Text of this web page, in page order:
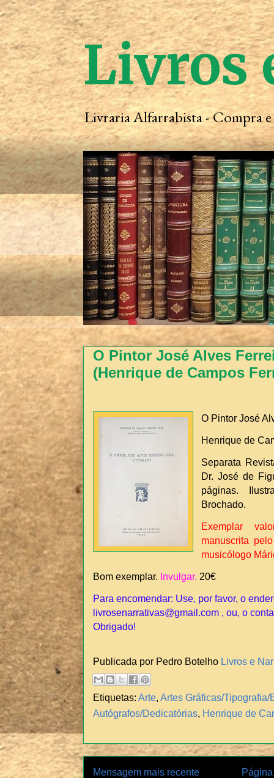
Livros
Livraria Alfarrabista - Compra
O Pintor José Alves
(Henrique de Campos
O Pintor José
Henrique de
Separata
Dr. José de
páginas.
Brochado.
Exemplar
manuscrita
musicólogo
Bom exemplar. Invulgar. 20€
Para encomendar: Use, por favor, o
livrosenarrativas@gmail.com , ou, o
Obrigado!
Publicada por Pedro Botelho Livros e
Etiquetas: Arte Artes Gráficas/Tipografia/
Autógrafos/Dedicatórias Henrique de
Mensagem mais recente